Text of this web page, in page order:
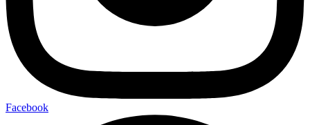
Facebook